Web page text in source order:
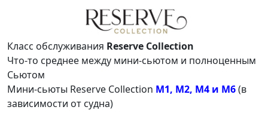
Класс обслуживания Reserve Collection
Что-то среднее между мини-сьютом и полноценным
Сьютом
Мини-сьюты Reserve Collection M1, M2, M4 и M6(в
зависимости от судна)